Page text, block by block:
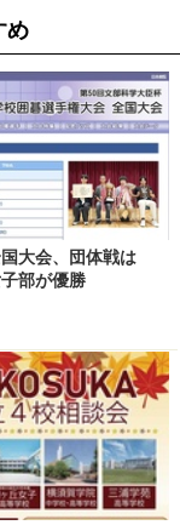
め
大会、団体戦は
部が優勝